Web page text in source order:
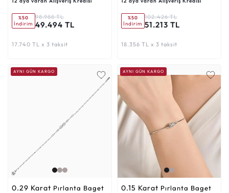
%50
İndirim
98.988 TL
49.494 TL
17.740 TL x 3 taksit
%50
İndirim
102.426 TL
51.213 TL
18.356 TL x 3 taksit
AYNI GÜN KARGO
0.29 Karat
AYNI GÜN KARGO
0.15 Karat